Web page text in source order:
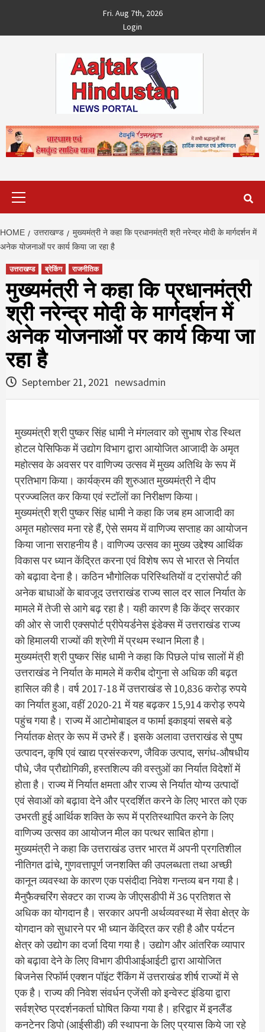
content
Fri. Aug 7th, 2026
Login
HOME उत्तराखण्ड
मुख्यमंत्री ने कहा कि प्रधानमंत्री श्री नरेन्द्र मोदी के मार्गदर्शन में
अनेक योजनाओं पर कार्य किया जा रहा है
उत्तराखण्ड ब्रेकिंग राजनीतिक
मुख्यमंत्री ने कहा कि प्रधानमंत्री
श्री नरेन्द्र मोदी के मार्गदर्शन में
अनेक योजनाओं पर कार्य किया जा
रहा है
September 21, 2021 newsadmin
मुख्यमंत्री श्री पुष्कर सिंह धामी ने मंगलवार को सुभाष रोड स्थित
होटल पेसिफिक में उद्योग विभाग द्वारा आयोजित आजादी के अमृत
महोत्सव के अवसर पर वाणिज्य उत्सव में मुख्य अतिथि के रूप में
प्रतिभाग किया। कार्यक्रम की शुरुआत मुख्यमंत्री ने दीप
प्रज्ज्वलित कर किया एवं स्टॉलों का निरीक्षण किया।
मुख्यमंत्री श्री पुष्कर सिंह धामी ने कहा कि जब हम आजादी का
अमृत महोत्सव मना रहे हैं, ऐसे समय में वाणिज्य सप्ताह का आयोजन
किया जाना सराहनीय है। वाणिज्य उत्सव का मुख्य उद्देश्य आर्थिक
विकास पर ध्यान केंद्रित करना एवं विशेष रूप से भारत से निर्यात
को बढ़ावा देना है। कठिन भौगोलिक परिस्थितियों व ट्रांसपोर्ट की
अनेक बाधाओं के बावजूद उत्तराखंड राज्य साल दर साल निर्यात के
मामले में तेजी से आगे बढ़ रहा है। यही कारण है कि केंद्र सरकार
की ओर से जारी एक्सपोर्ट प्रीपेयर्डनेस इंडेक्स में उत्तराखंड राज्य
को हिमालयी राज्यों की श्रेणी में प्रथम स्थान मिला है।
मुख्यमंत्री श्री पुष्कर सिंह धामी ने कहा कि पिछले पांच सालों में ही
उत्तराखंड ने निर्यात के मामले में करीब दोगुना से अधिक की बढ़त
हासिल की है। वर्ष 2017-18 में उत्तराखंड से 10,836 करोड़ रुपये
का निर्यात हुआ, वहीं 2020-21 में यह बढ़कर 15,914 करोड़ रुपये
पहुंच गया है। राज्य में आटोमोबाइल व फार्मा इकाइयां सबसे बड़े
निर्यातक क्षेत्र के रूप में उभरे हैं। इसके अलावा उत्तराखंड से पुष्प
उत्पादन, कृषि एवं खाद्य प्रसंस्करण, जैविक उत्पाद, सगंध-औषधीय
पौधे, जैव प्रौद्योगिकी, हस्तशिल्प की वस्तुओं का निर्यात विदेशों में
होता है। राज्य में निर्यात क्षमता और राज्य से निर्यात योग्य उत्पादों
एवं सेवाओं को बढ़ावा देने और प्रदर्शित करने के लिए भारत को एक
उभरती हुई आर्थिक शक्ति के रूप में प्रतिस्थापित करने के लिए
वाणिज्य उत्सव का आयोजन मील का पत्थर साबित होगा।
मुख्यमंत्री ने कहा कि उत्तराखंड उत्तर भारत में अपनी प्रगतिशील
नीतिगत ढांचे, गुणवत्तापूर्ण जनशक्ति की उपलब्धता तथा अच्छी
कानून व्यवस्था के कारण एक पसंदीदा निवेश गन्तव्य बन गया है।
मैनुफैक्चरिंग सेक्टर का राज्य के जीएसडीपी में 36 प्रतिशत से
अधिक का योगदान है। सरकार अपनी अर्थव्यवस्था में सेवा क्षेत्र के
योगदान को सुधारने पर भी ध्यान केंद्रित कर रही है और पर्यटन
क्षेत्र को उद्योग का दर्जा दिया गया है। उद्योग और आंतरिक व्यापार
को बढ़ावा देने के लिए विभाग डीपीआईआईटी द्वारा आयोजित
बिजनेस रिफॉर्म एक्शन पॉइंट रैंकिंग में उत्तराखंड शीर्ष राज्यों में से
एक है। राज्य की निवेश संवर्धन एजेंसी को इन्वेस्ट इंडिया द्वारा
सर्वश्रेष्ठ प्रदर्शनकर्ता घोषित किया गया है। हरिद्वार में इनलैंड
कनटेनर डिपो (आईसीडी) की स्थापना के लिए प्रयास किये जा रहे